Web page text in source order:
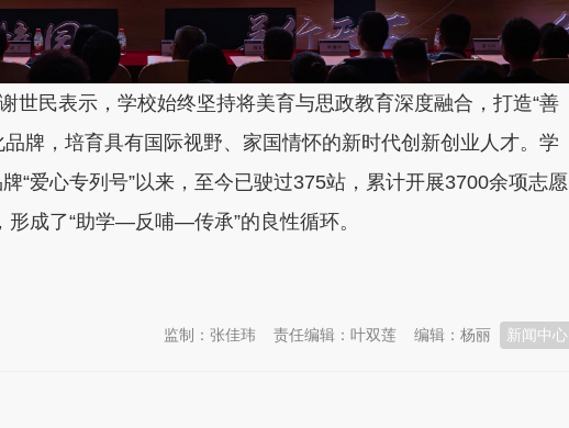
民表示，学校始终坚持将美育与思政教育深度融合，打造“善
牌，培育具有国际视野、家国情怀的新时代创新创业人才。学
“爱心专列号”以来，至今已驶过375站，累计开展3700余项志愿
成了“助学—反哺—传承”的良性循环。
新闻中心
编辑：杨丽
责任编辑：叶双莲
监制：张佳玮